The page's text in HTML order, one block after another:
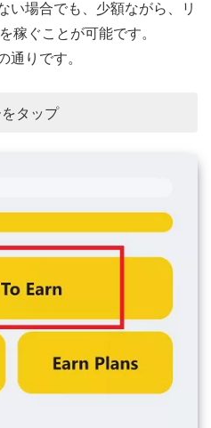
い場合でも、少額ながら、リ
稼ぐことが可能です。
通りです。
をタップ